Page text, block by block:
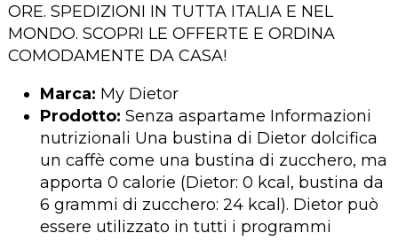
ORE. SPEDIZIONI IN TUTTA ITALIA E NEL
MONDO. SCOPRI LE OFFERTE E ORDINA
COMODAMENTE DA CASA!
Marca: My Dietor
Prodotto: Senza aspartame Informazioni
nutrizionali Una bustina di Dietor dolcifica
un caffè come una bustina di zucchero, ma
apporta 0 calorie (Dietor: 0 kcal, bustina da
6 grammi di zucchero: 24 kcal). Dietor può
essere utilizzato in tutti i programmi